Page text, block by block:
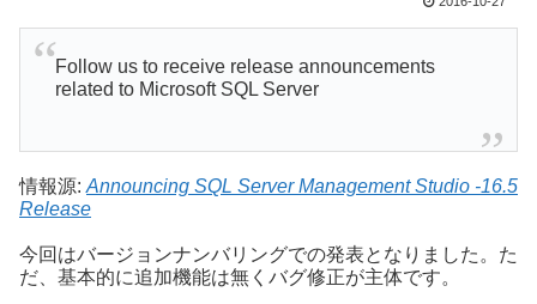
Follow us to receive release announcements
related to Microsoft SQL Server
情報源: Announcing SQL Server Management Studio -16.5
Release
今回はバージョンナンバリングでの発表となりました。た
だ、基本的に追加機能は無くバグ修正が主体です。